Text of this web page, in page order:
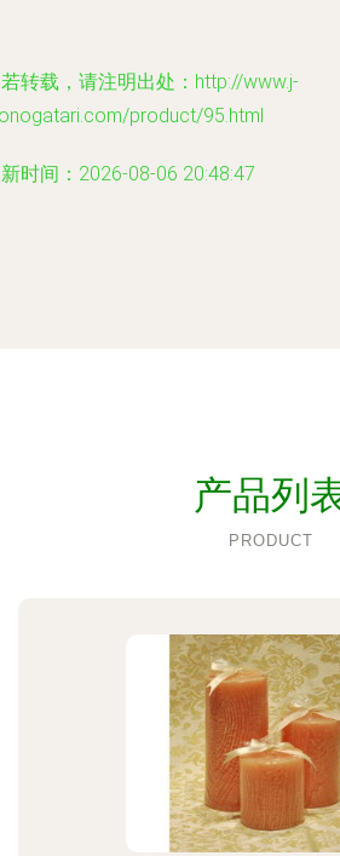
转载，请注明出处：http://www.j-
product/95.html
时间：2026-08-06 20:48:47
产品列
PRODUCT